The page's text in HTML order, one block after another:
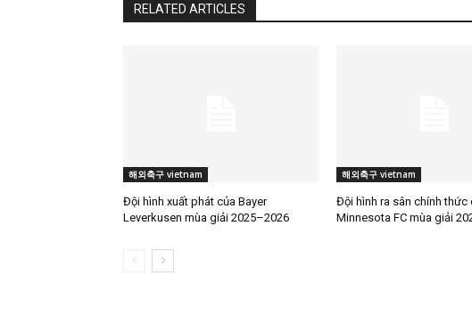
RELATED ARTICLES
해외축구 vietnam
Đội hình xuất phát của Bayer
Leverkusen mùa giải 2025–2026
해외축구 vietnam
Đội hình ra sân chính thức
Minnesota FC mùa giải